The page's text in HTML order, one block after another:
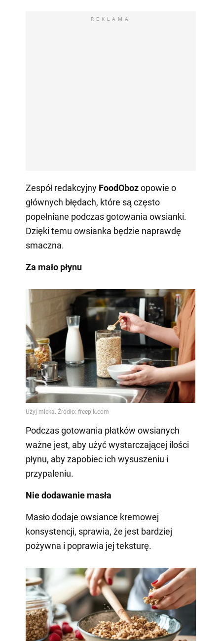
REKLAMA
Zespół redakcyjny FoodObozopowie o
głównych błędach, które są często
popełniane podczas gotowania owsianki.
Dzięki temu owsianka będzie naprawdę
smaczna.
Za mało płynu
Podczas gotowania płatków owsianych
ważne jest, aby użyć wystarczającej ilości
płynu, aby zapobiec ich wysuszeniu i
przypaleniu.
Nie dodawanie masła
Masło dodaje owsiance kremowej
konsystencji, sprawia, że jest bardziej
pożywna i poprawia jej teksturę.